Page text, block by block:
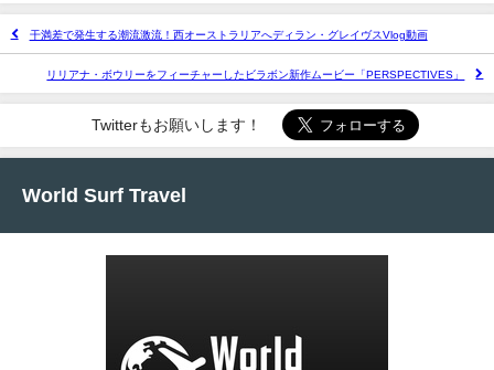
干満差で発生する潮流激流！西オーストラリアへディラン・グレイヴスVlog動画
リリアナ・ボウリーをフィーチャーしたビラボン新作ムービー「PERSPECTIVES」
Twitterもお願いします！
World Surf Travel